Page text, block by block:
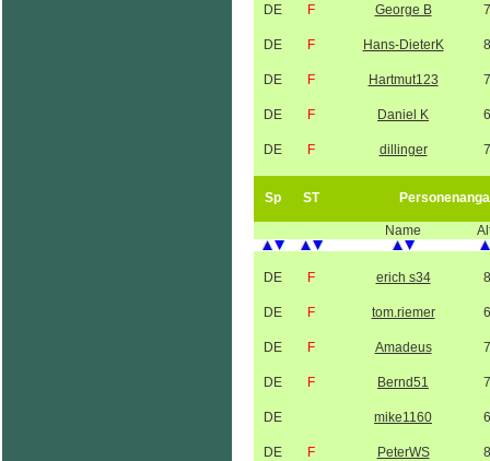
DE F George B
DE F Hans-DieterK
DE F Hartmut123
DE F Daniel K
DE F dillinger
Sp ST
Name
DE F erich s34
DE F tom.riemer
DE F Amadeus
DE F Bernd51
DE mike1160
DE F PeterWS